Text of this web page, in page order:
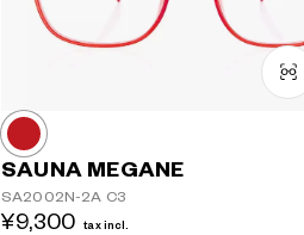
SAUNA MEGANE
SA2002N-2A C3
¥9,300 tax incl.